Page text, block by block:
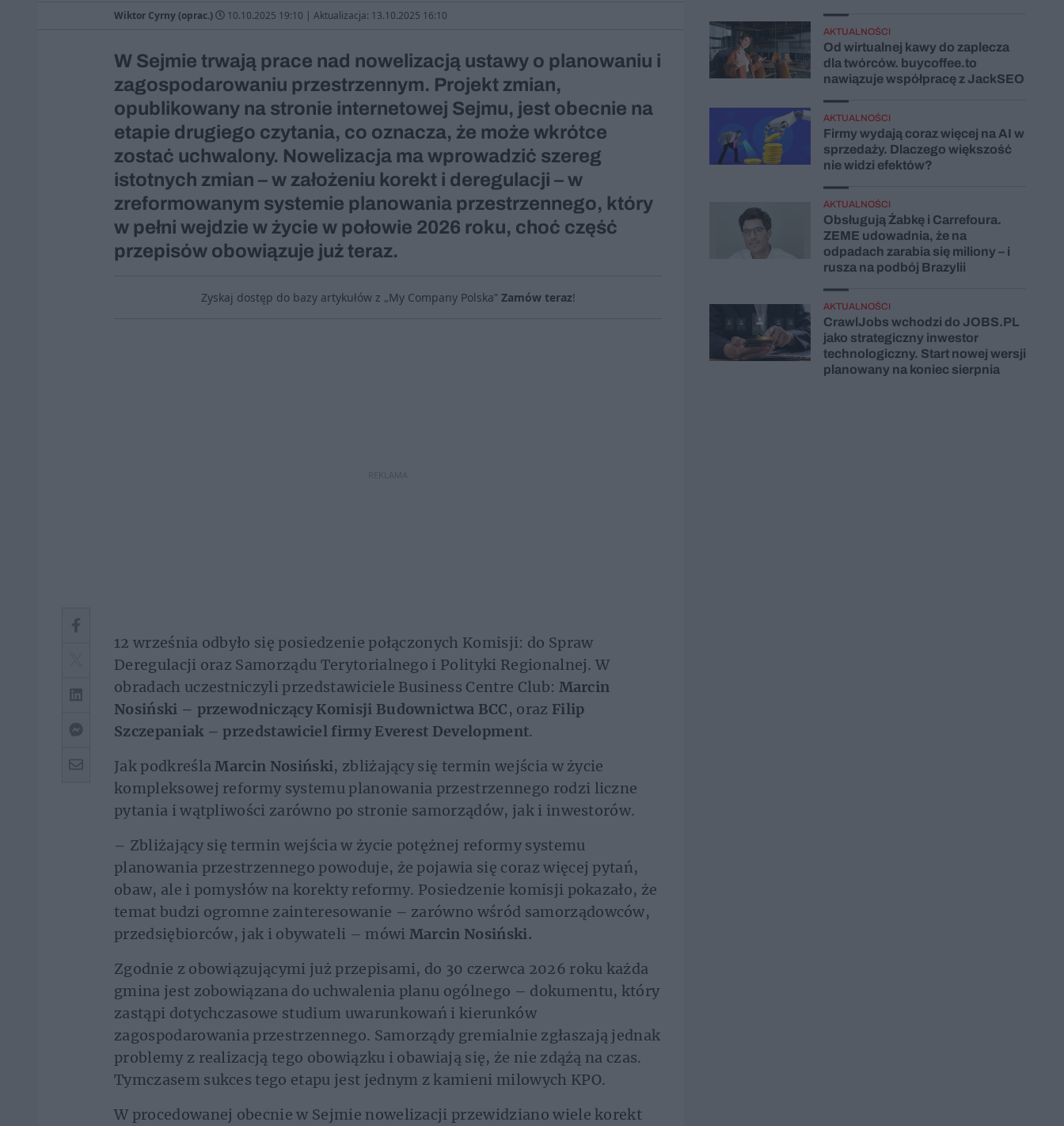
Wiktor Cyrny (oprac.) 10.10.2025 19:10 | Aktualizacja: 13.10.2025 16:10
W Sejmie trwają prace nad nowelizacją ustawy o planowaniu i
zagospodarowaniu przestrzennym. Projekt zmian,
opublikowany na stronie internetowej Sejmu, jest obecnie na
etapie drugiego czytania, co oznacza, że może wkrótce
zostać uchwalony. Nowelizacja ma wprowadzić szereg
istotnych zmian – w założeniu korekt i deregulacji – w
zreformowanym systemie planowania przestrzennego, który
w pełni wejdzie w życie w połowie 2026 roku, choć część
przepisów obowiązuje już teraz.
Zyskaj dostęp do bazy artykułów z „My Company Polska” Zamów teraz!
REKLAMA
12 września odbyło się posiedzenie połączonych Komisji: do Spraw
Deregulacji oraz Samorządu Terytorialnego i Polityki Regionalnej. W
obradach uczestniczyli przedstawiciele Business Centre Club: Marcin
Nosiński – przewodniczący Komisji Budownictwa BCC, oraz Filip
Szczepaniak – przedstawiciel firmy Everest Development.
Jak podkreślaMarcin Nosiński, zbliżający się termin wejścia w życie
kompleksowej reformy systemu planowania przestrzennego rodzi liczne
pytania i wątpliwości zarówno po stronie samorządów, jak i inwestorów.
– Zbliżający się termin wejścia w życie potężnej reformy systemu
planowania przestrzennego powoduje, że pojawia się coraz więcej pytań,
obaw, ale i pomysłów na korekty reformy. Posiedzenie komisji pokazało, że
temat budzi ogromne zainteresowanie – zarówno wśród samorządowców,
przedsiębiorców, jak i obywateli – mówi Marcin Nosiński.
Zgodnie z obowiązującymi już przepisami, do 30 czerwca 2026 roku każda
gmina jest zobowiązana do uchwalenia planu ogólnego – dokumentu, który
zastąpi dotychczasowe studium uwarunkowań i kierunków
zagospodarowania przestrzennego. Samorządy gremialnie zgłaszają jednak
problemy z realizacją tego obowiązku i obawiają się, że nie zdążą na czas.
Tymczasem sukces tego etapu jest jednym z kamieni milowych KPO.
W procedowanej obecnie w Sejmie nowelizacji przewidziano wiele korekt
AKTUALNOŚCI
Od wirtualnej kawy do zaplecza
dla twórców. buycoffee.to
nawiązuje współpracę z JackSEO
AKTUALNOŚCI
Firmy wydają coraz więcej na AI w
sprzedaży. Dlaczego większość
nie widzi efektów?
AKTUALNOŚCI
Obsługują Żabkę i Carrefoura.
ZEME udowadnia, że na
odpadach zarabia się miliony – i
rusza na podbój Brazylii
AKTUALNOŚCI
CrawlJobs wchodzi do JOBS.PL
jako strategiczny inwestor
technologiczny. Start nowej wersji
planowany na koniec sierpnia